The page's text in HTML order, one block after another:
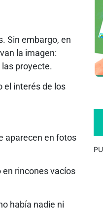
Sin embargo, en
la imagen:
proyecte.
el interés de los
aparecen en fotos
rincones vacíos
había nadie ni